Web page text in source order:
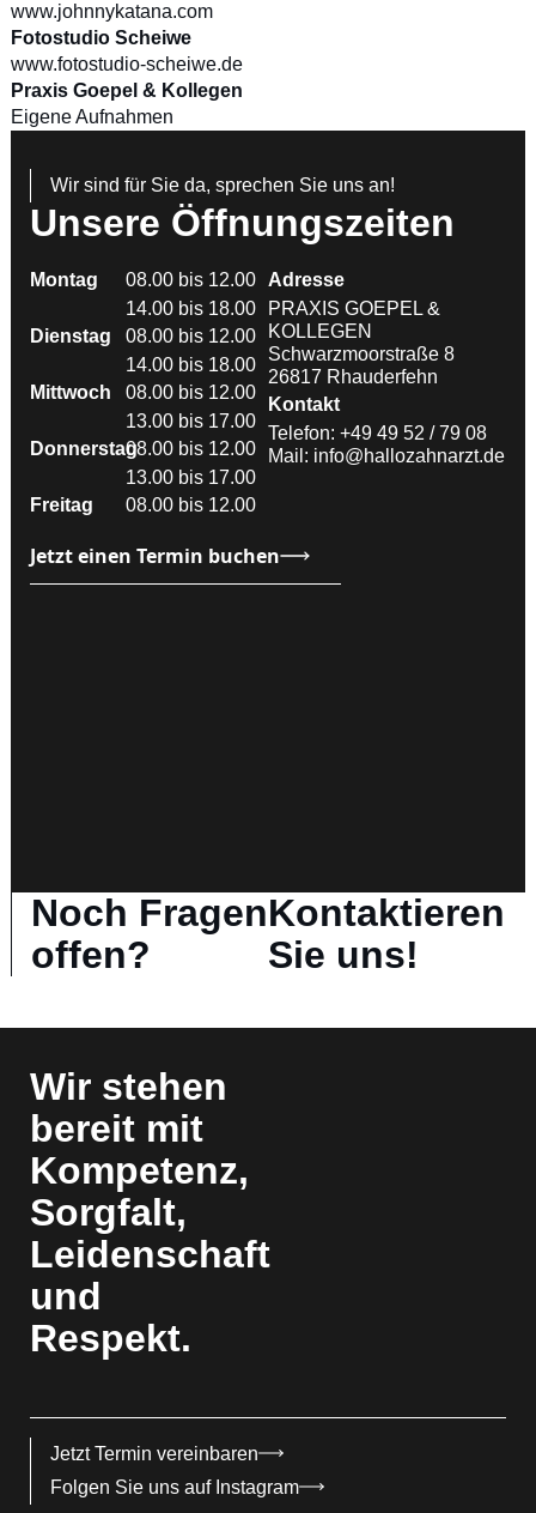
www.johnnykatana.com
Fotostudio Scheiwe
www.fotostudio-scheiwe.de
Praxis Goepel & Kollegen
Eigene Aufnahmen
Wir sind für Sie da, sprechen Sie uns an!
Unsere Öffnungszeiten
Montag
08.00 bis 12.00
14.00 bis 18.00
Dienstag
08.00 bis 12.00
14.00 bis 18.00
Mittwoch
08.00 bis 12.00
13.00 bis 17.00
Donnerstag08.00 bis 12.00
13.00 bis 17.00
Freitag
08.00 bis 12.00
Adresse
PRAXIS GOEPEL &
KOLLEGEN
Schwarzmoorstraße 8
26817 Rhauderfehn
Kontakt
Telefon: +49 49 52 / 79 08
Mail: info@hallozahnarzt.de
Jetzt einen Termin buchen
Noch Fragen
offen?
Kontaktieren
Sie uns!
Wir stehen
bereit mit
Kompetenz,
Sorgfalt,
Leidenschaft
und
Respekt.
Jetzt Termin vereinbaren
Folgen Sie uns auf Instagram